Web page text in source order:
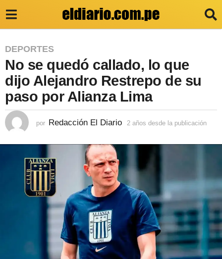
2
a
ñ
o
s
d
DEPORTES
No se quedó callado, lo que
dijo Alejandro Restrepo de su
paso por Alianza Lima
por Redacción El Diario 2 años desde la publicación
e
d
a
b